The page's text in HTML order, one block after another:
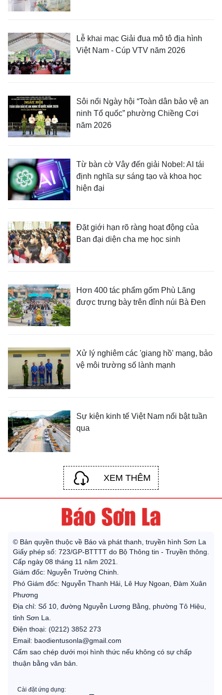
Lễ khai mạc Giải đua mô tô địa hình
Việt Nam - Cúp VTV năm 2026
Sôi nổi Ngày hội “Toàn dân bảo vệ an
ninh Tổ quốc” phường Chiềng Cơi
năm 2026
Từ bàn cờ Vây đến giải Nobel: AI tái
định nghĩa sự sáng tạo và khoa học
hiện đại
Đặt giới hạn rõ ràng hoạt động của
Ban đại diện cha mẹ học sinh
Hơn 400 tác phẩm gốm Phù Lãng
được trưng bày trên đỉnh núi Bà Đen
Xử lý nghiêm các 'giang hồ' mạng, bảo
vệ môi trường số lành mạnh
Sự kiện kinh tế Việt Nam nổi bật tuần
qua
XEM THÊM
© Bản quyền thuộc về Báo và phát thanh, truyền hình Sơn La
Giấy phép số: 723/GP-BTTTT do Bộ Thông tin - Truyền thông.
Cấp ngày 08 tháng 11 năm 2021.
Giám đốc: Nguyễn Trường Chinh.
Phó Giám đốc: Nguyễn Thanh Hải, Lê Huy Ngoan, Đàm Xuân
Phương
Địa chỉ: Số 10, đường Nguyễn Lương Bằng, phường Tô Hiệu,
tỉnh Sơn La.
Điện thoại: (0212) 3852 273
Email: baodientusonla@gmail.com
Cấm sao chép dưới mọi hình thức nếu không có sự chấp
thuận bằng văn bản.
Cài đặt ứng dụng: